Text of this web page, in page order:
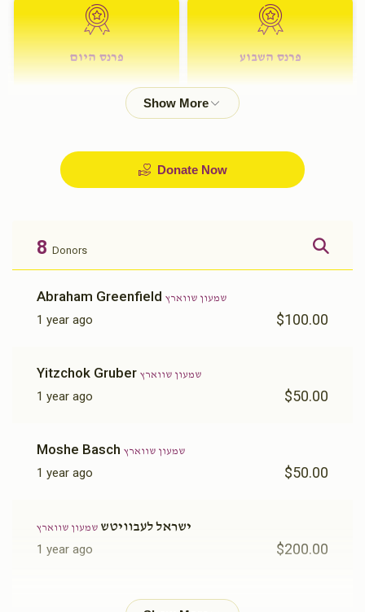
פרנס השבוע פרנס היום
Donate Now
8 Donors
Abraham Greenfield שמעון שווארץ
1 year ago $100.00
Yitzchok Gruber שמעון שווארץ
1 year ago $50.00
Moshe Basch שמעון שווארץ
1 year ago $50.00
ישראל לעבוויטש שמעון שווארץ
1 year ago $200.00
אהרן יעקב שווארץ